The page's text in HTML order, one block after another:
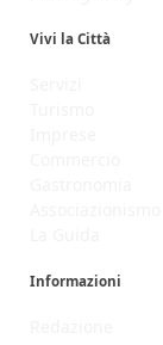
Vivi la Città
Informazioni